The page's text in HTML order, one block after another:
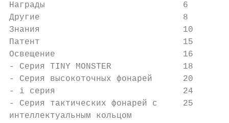
Награды                           6
Другие                            8
Знания                            10
Патент                            15
Освещение                         16
- Серия TINY MONSTER
- Серия высокоточных фонарей
- i серия                         24
- Серия тактических фонарей с
интеллектуальным кольцом